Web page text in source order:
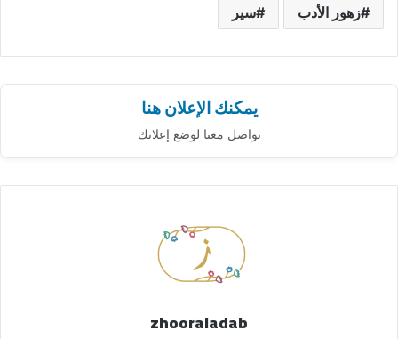
زهور الأدب سير
يمكنك الإعلان هنا
تواصل معنا لوضع إعلانك
zhooraladab